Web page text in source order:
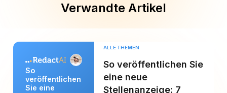
Verwandte Artikel
So
veröffentlichen
Sie eine
ALLE THEMEN
So veröffentlichen Sie
eine neue
Stellenanzeige: 7